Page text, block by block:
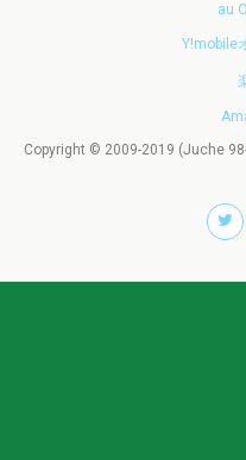
au
Y!mobile
Copyright © 2009-2019 (Juche